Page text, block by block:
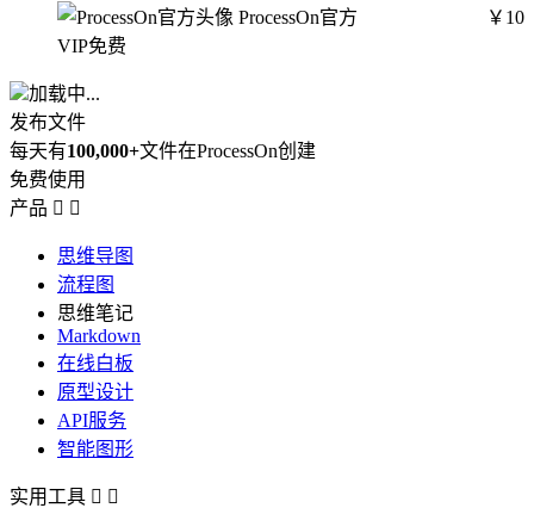
ProcessOn官方
￥10
VIP免费
加载中...
发布文件
每天有100,000+文件在ProcessOn创建
免费使用
产品  
思维导图
流程图
思维笔记
Markdown
在线白板
原型设计
API服务
智能图形
实用工具  